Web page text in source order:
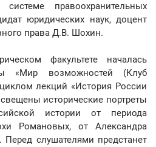
правоохранительных
юридических наук, доцент
права Д.В. Шохин.
факультете началась
«Мир возможностей (Клуб
лекций «История России
исторические портреты
истории от периода
Романовых, от Александра
слушателями предстанет